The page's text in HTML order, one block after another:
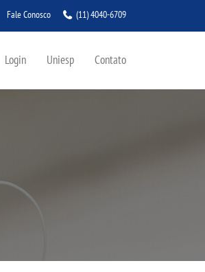
Fale Conosco (11) 4040-6709
Login Uniesp Contato